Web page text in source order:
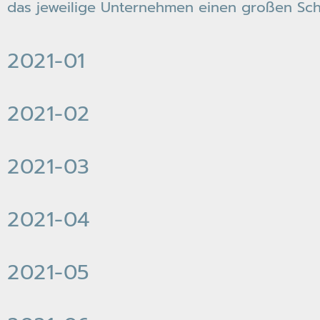
das jeweilige Unternehmen einen großen
2021-01
2021-02
2021-03
2021-04
2021-05